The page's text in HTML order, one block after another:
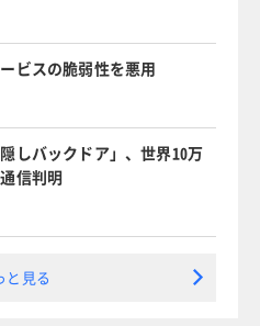
ビスの脆弱性を悪用
しバックドア」、世界10万
信判明
と見る